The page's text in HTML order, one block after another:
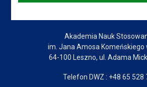
Akademia Nauk
im. Jana Amosa Komeńskiego
64-100 Leszno, ul. Adama
Telefon DWZ : +48 65 528